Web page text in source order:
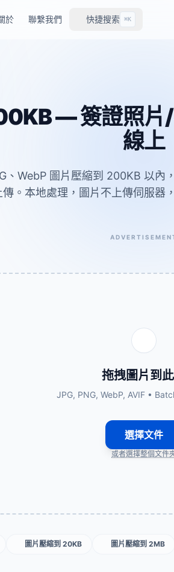
於 聯繫我們 快捷搜索 ⌘K
— 簽證照片
線上
、WebP 圖片壓縮到 200KB 以內
。本地處理，圖片不上傳伺服器
拖拽圖片到
JPG, PNG, WebP, AVIF •
選擇文件
或者選擇整個文件
圖片壓縮到 20KB 圖片壓縮到 2MB